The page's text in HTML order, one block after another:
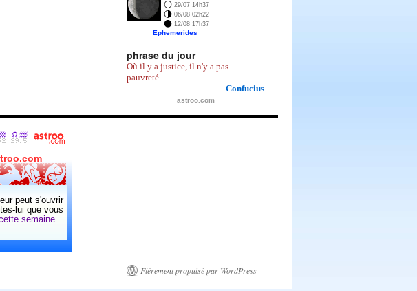
29/07 14h37
06/08 02h22
12/08 17h37
Ephemerides
phrase du jour
Où il y a justice, il n'y a pas
pauvreté.
Confucius
astroo.com
Fièrement propulsé par WordPress